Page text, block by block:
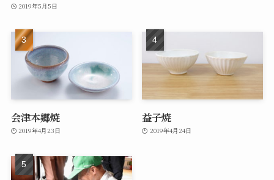
2019年5月5日
会津本郷焼
2019年4月23日
益子焼
2019年4月24日